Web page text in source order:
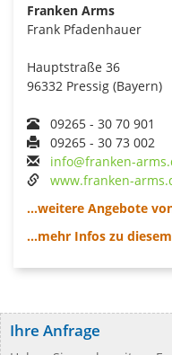
Franken Arms
Frank Pfadenhauer
Hauptstraße 36
96332 Pressig (Bayern)
09265 - 30 70 901
09265 - 30 73 002
info@franken-
www.franken-
...weitere Angebote
...mehr Infos zu
Ihre Anfrage